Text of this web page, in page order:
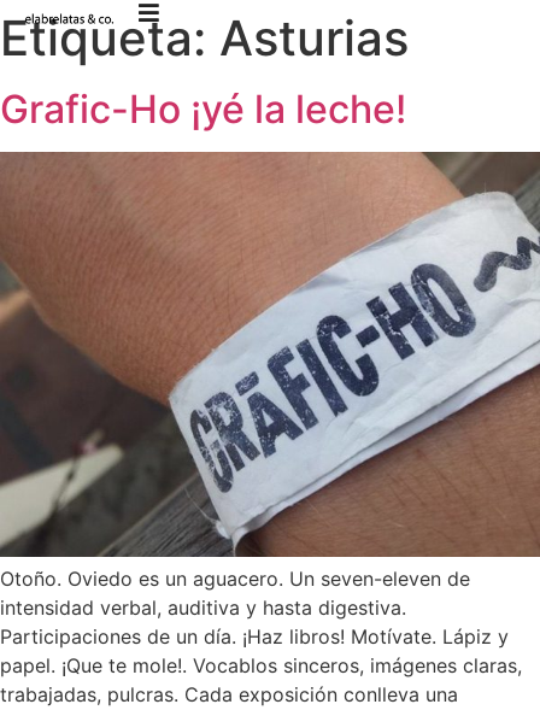
Etiqueta: Asturias
Grafic-Ho ¡yé la leche!
Otoño. Oviedo es un aguacero. Un seven-eleven de
intensidad verbal, auditiva y hasta digestiva.
Participaciones de un día. ¡Haz libros! Motívate. Lápiz y
papel. ¡Que te mole!. Vocablos sinceros, imágenes claras,
trabajadas, pulcras. Cada exposición conlleva una